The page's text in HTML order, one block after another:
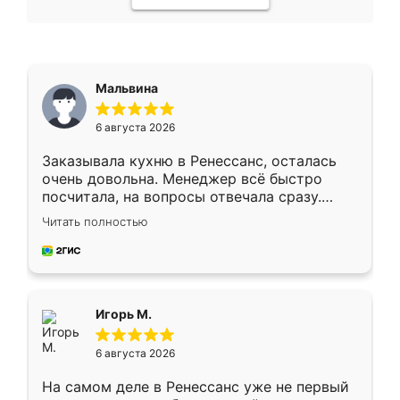
Мальвина
6 августа 2026
Заказывала кухню в Ренессанс, осталась
очень довольна. Менеджер всё быстро
посчитала, на вопросы отвечала сразу.
Замерщик приехал в субботу, подошёл к
делу со всей ответственностью. Собрали
за день, ребята работали аккуратно, даже
Читать полностью
Игорь М.
6 августа 2026
На самом деле в Ренессанс уже не первый